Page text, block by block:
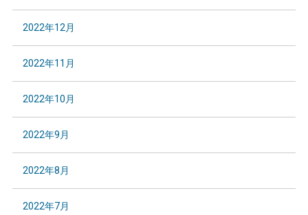
2022年12月
2022年11月
2022年10月
2022年9月
2022年8月
2022年7月